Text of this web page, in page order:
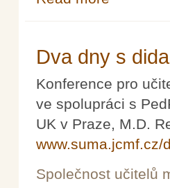
Dva dny s
Konference pro
ve spolupráci s
UK v Praze, M.D.
www.suma.jcmf.cz/
Společnost učitelů